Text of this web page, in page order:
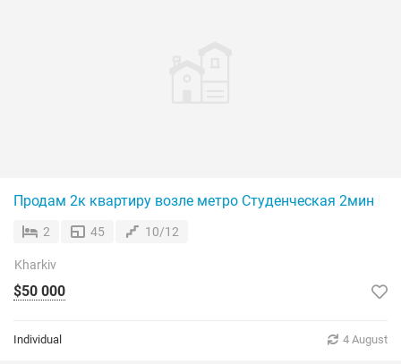
Продам 2к квартиру возле метро Студенческая 2мин !
2 45 10/12
Kharkiv
$50 000
Individual 4 August